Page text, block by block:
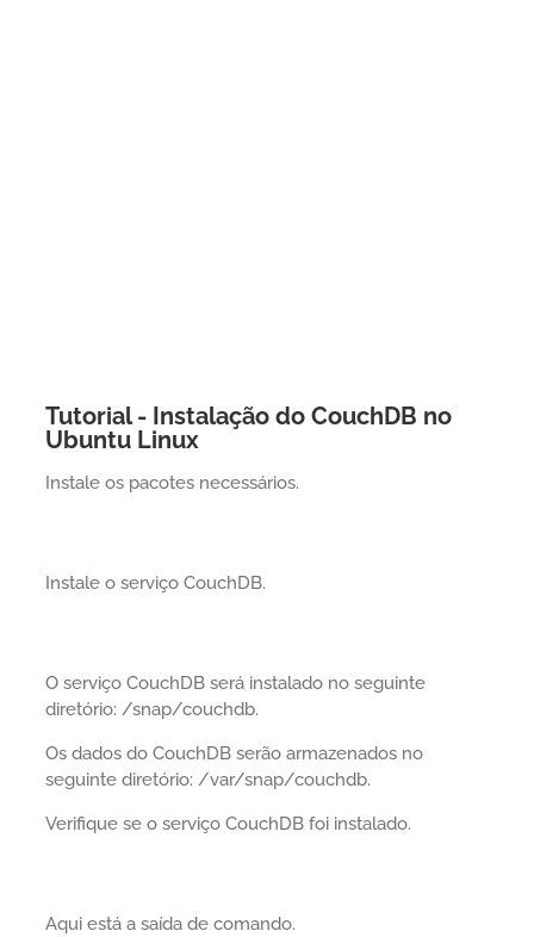
Tutorial - Instalação do CouchDB no
Ubuntu Linux
Instale os pacotes necessários.
Instale o serviço CouchDB.
O serviço CouchDB será instalado no seguinte
diretório: /snap/couchdb.
Os dados do CouchDB serão armazenados no
seguinte diretório: /var/snap/couchdb.
Verifique se o serviço CouchDB foi instalado.
Aqui está a saída de comando.